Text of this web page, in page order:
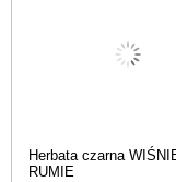
Herbata czarna
RUMIE